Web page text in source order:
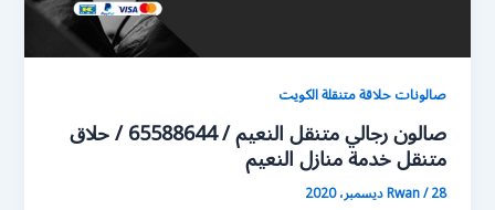
صالونات حلاقة متنقلة الكويت
صالون رجالي متنقل النعيم / 65588644 / حلاق
متنقل خدمة منازل النعيم
Rwan/28 ديسمبر، 2020